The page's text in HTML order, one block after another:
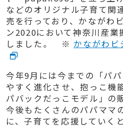
などのオリジナル子育て関
売を行っており、かながわ
ン2020において神奈川産業
しました。 ※ かながわビ
今年9月には今までの「パ
やすく進化させ、抱っこ機
パバックだっこモデル」の
今後もたくさんのパパママ
に、子育てを応援していく